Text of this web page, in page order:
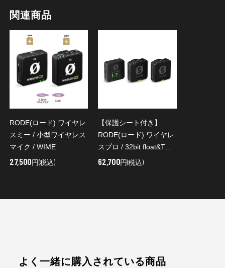
関連商品
RODE(ロード) ワイヤレ
スミー / 小型ワイヤレス
マイク / WIME
27,500円(税込)
【保護シート付き】
RODE(ロード) ワイヤレ
スプロ / 32bit float&TC
対応ワイヤレスマイク /
62,700円(税込)
よく一緒に購入されている商品